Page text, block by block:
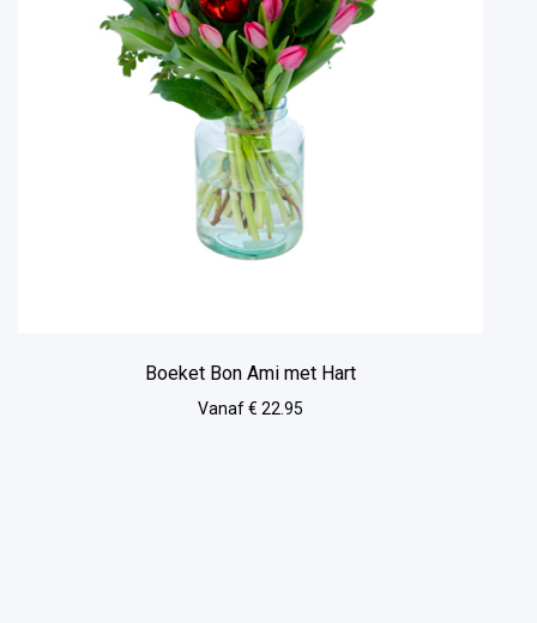
Boeket Bon Ami met Hart
Vanaf € 22.95